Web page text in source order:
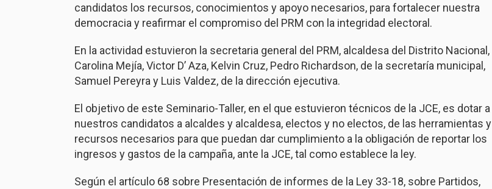
candidatos los recursos, conocimientos y apoyo necesarios, para fortalecer nuestra
democracia y reafirmar el compromiso del PRM con la integridad electoral.
En la actividad estuvieron la secretaria general del PRM, alcaldesa del Distrito Nacional,
Carolina Mejía, Victor D’ Aza, Kelvin Cruz, Pedro Richardson, de la secretaría municipal,
Samuel Pereyra y Luis Valdez, de la dirección ejecutiva.
El objetivo de este Seminario-Taller, en el que estuvieron técnicos de la JCE, es dotar a
nuestros candidatos a alcaldes y alcaldesa, electos y no electos, de las herramientas y
recursos necesarios para que puedan dar cumplimiento a la obligación de reportar los
ingresos y gastos de la campaña, ante la JCE, tal como establece la ley.
Según el artículo 68 sobre Presentación de informes de la Ley 33-18, sobre Partidos,